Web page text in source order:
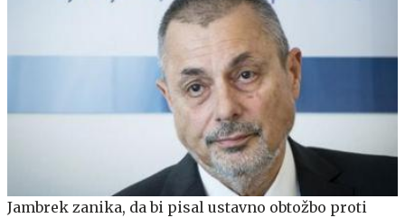
Jambrek zanika, da bi pisal ustavno obtožbo proti